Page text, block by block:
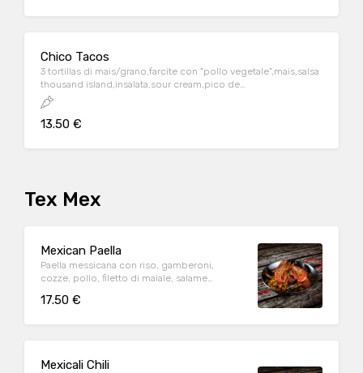
Chico Tacos
3 tortillas di mais/grano,farcite con "pollo vegetale",mais,salsa
thousand island,insalata,sour cream,pico de
gallo(leggermente piccante),salsa sriracha(piccante)
13.50 €
Tex Mex
Mexican Paella
Paella messicana con riso, gamberoni,
cozze, pollo, filetto di maiale, salame
17.50 €
Mexicali Chili